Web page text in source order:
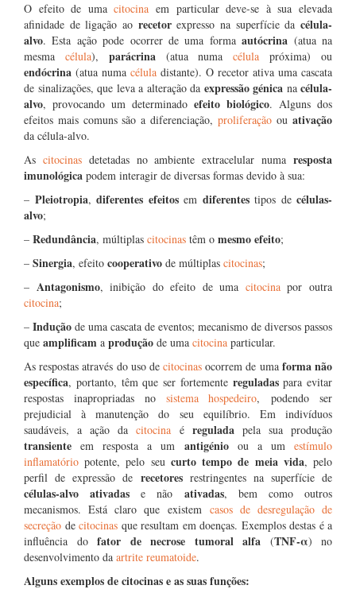
O efeito de umacitocina em particular deve-se à sua elevada
afinidade de ligação ao recetorexpresso na superfície dacélula-
alvo. Esta ação pode ocorrer de uma formaautócrina (atua na
mesma célula), parácrina(atua numacélula próxima) ou
endócrina (atua numa célula distante). O recetor ativa uma cascata
de sinalizações, que leva a alteração da expressão génica na célula-
alvo, provocando um determinado efeito biológico. Alguns dos
efeitos mais comuns são a diferenciação, proliferaçãoou ativação
da célula-alvo.
As citocinasdetetadas no ambiente extracelular numaresposta
imunológica podem interagir de diversas formas devido à sua:
– Pleiotropia, diferentes efeitosem diferentestipos de células-
alvo;
– Redundância, múltiplas citocinas têm o mesmo efeito;
– Sinergia, efeito cooperativo de múltiplas citocinas;
– Antagonismo, inibição do efeito de uma citocinapor outra
citocina;
– Indução de uma cascata de eventos; mecanismo de diversos passos
que amplificam a produção de uma citocina particular.
As respostas através do uso decitocinas ocorrem de umaforma não
específica, portanto, têm que ser fortemente reguladaspara evitar
respostas inapropriadas no sistema hospedeiro, podendo ser
prejudicial à manutenção do seu equilíbrio. Em indivíduos
saudáveis, a ação dacitocina é reguladapela sua produção
transiente em resposta a um antigénioou a umestímulo
inflamatório potente, pelo seu curto tempo de meia vida, pelo
perfil de expressão de recetoresrestringentes na superfície de
células-alvo ativadas e não ativadas, bem como outros
mecanismos. Está claro que existem casos de desregulação de
secreção de citocinas que resultam em doenças. Exemplos destas é a
influência dofator de necrose tumoral alfa (TNF-α) no
desenvolvimento da artrite reumatoide.
Alguns exemplos de citocinas e as suas funções: